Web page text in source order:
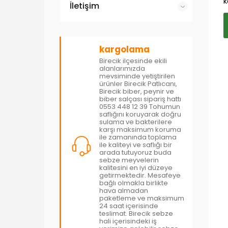
İletişim
kargolama
Birecik ilçesinde ekili
alanlarımızda
mevsiminde yetiştirilen
ürünler Birecik Patlıcanı,
Birecik biber, peynir ve
biber salçası sipariş hattı
0553 448 12 39 Tohumun
saflığını koruyarak doğru
sulama ve bakterilere
karşı maksimum koruma
ile zamanında toplama
ile kaliteyi ve saflığı bir
arada tutuyoruz buda
sebze meyvelerin
kalitesini en iyi düzeye
getirmektedir. Mesafeye
bağlı olmakla birlikte
hava almadan
paketleme ve maksimum
24 saat içerisinde
teslimat. Birecik sebze
hali içerisindeki iş